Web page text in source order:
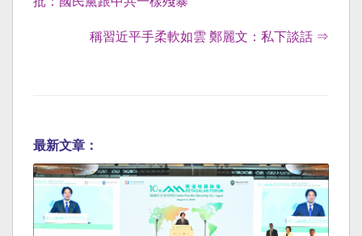
稱習近平手柔軟如雲 鄭麗文：私下談話 ⇒
最新文章：